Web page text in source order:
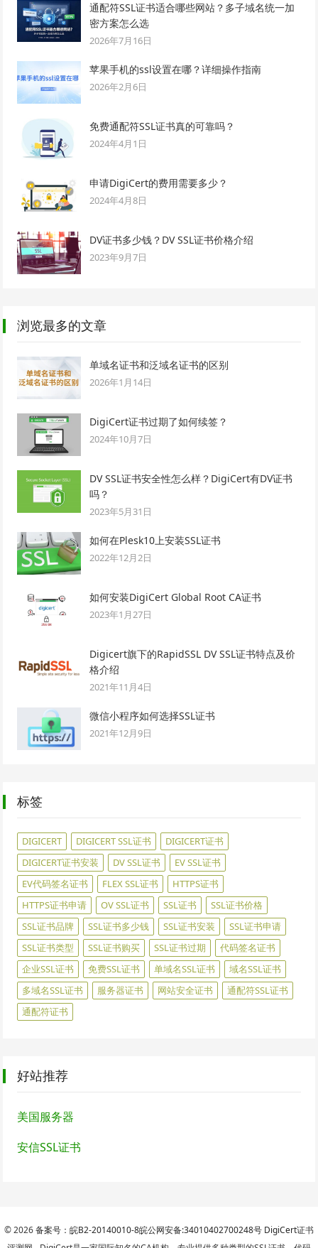
通配符SSL证书适合哪些网站？多子域名统一加
密方案怎么选
2026年7月16日
苹果手机的ssl设置在哪？详细操作指南
2026年2月6日
免费通配符SSL证书真的可靠吗？
2024年4月1日
申请DigiCert的费用需要多少？
2024年4月8日
DV证书多少钱？DV SSL证书价格介绍
2023年9月7日
浏览最多的文章
单域名证书和泛域名证书的区别
2026年1月14日
DigiCert证书过期了如何续签？
2024年10月7日
DV SSL证书安全性怎么样？DigiCert有DV证书
吗？
2023年5月31日
如何在Plesk10上安装SSL证书
2022年12月2日
如何安装DigiCert Global Root CA证书
2023年1月27日
Digicert旗下的RapidSSL DV SSL证书特点及价
格介绍
2021年11月4日
微信小程序如何选择SSL证书
2021年12月9日
标签
DIGICERT DIGICERT SSL证书
DIGICERT证书
DIGICERT证书安装
DV SSL证书
EV SSL证书
EV代码签名证书
FLEX SSL证书
HTTPS证书
HTTPS证书申请
OV SSL证书 SSL证书
SSL证书价格
SSL证书品牌
SSL证书多少钱 SSL证书安装
SSL证书申请
SSL证书类型
SSL证书购买 SSL证书过期
代码签名证书
企业SSL证书
免费SSL证书 单域名SSL证书
域名SSL证书
多域名SSL证书
服务器证书 网站安全证书
通配符SSL证书
通配符证书
好站推荐
美国服务器
安信SSL证书
© 2026备案号：皖B2-20140010-8皖公网安备:34010402700248号 DigiCert证书